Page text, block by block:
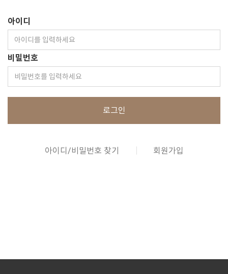
아이디
비밀번호
로그인
아이디/비밀번호 찾기 회원가입